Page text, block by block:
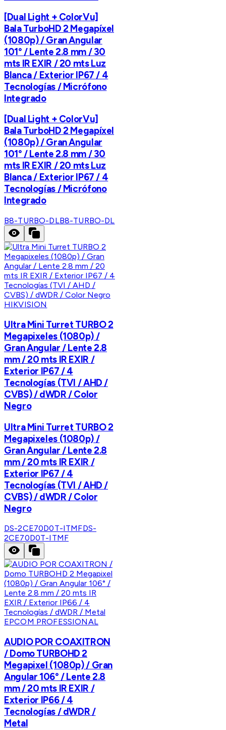
[Dual Light + ColorVu]
Bala TurboHD 2 Megapíxel
(1080p) / Gran Angular
101° / Lente 2.8 mm / 30
mts IR EXIR / 20 mts Luz
Blanca / Exterior IP67 / 4
Tecnologías / Micrófono
Integrado
[Dual Light + ColorVu]
Bala TurboHD 2 Megapíxel
(1080p) / Gran Angular
101° / Lente 2.8 mm / 30
mts IR EXIR / 20 mts Luz
Blanca / Exterior IP67 / 4
Tecnologías / Micrófono
Integrado
B8-TURBO-DLB8-TURBO-DL
HIKVISION
Ultra Mini Turret TURBO 2
Megapixeles (1080p) /
Gran Angular / Lente 2.8
mm / 20 mts IR EXIR /
Exterior IP67 / 4
Tecnologías (TVI / AHD /
CVBS) / dWDR / Color
Negro
Ultra Mini Turret TURBO 2
Megapixeles (1080p) /
Gran Angular / Lente 2.8
mm / 20 mts IR EXIR /
Exterior IP67 / 4
Tecnologías (TVI / AHD /
CVBS) / dWDR / Color
Negro
DS-2CE70D0T-ITMFDS-
2CE70D0T-ITMF
EPCOM PROFESSIONAL
AUDIO POR COAXITRON
/ Domo TURBOHD 2
Megapixel (1080p) / Gran
Angular 106° / Lente 2.8
mm / 20 mts IR EXIR /
Exterior IP66 / 4
Tecnologías / dWDR /
Metal